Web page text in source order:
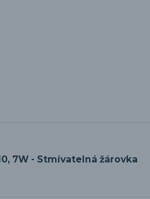
7W - Stmívatelná žárovka